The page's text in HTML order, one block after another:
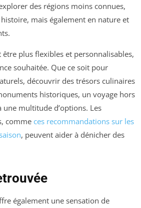
des régions moins connues,
mais également en nature et
plus flexibles et personnalisables,
souhaitée. Que ce soit pour
découvrir des trésors culinaires
historiques, un voyage hors
multitude d’options. Les
comme ces recommandations sur les
, peuvent aider à dénicher des
également une sensation de